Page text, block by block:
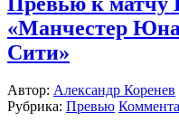
«Манчестер
Сити»
Автор: Александр Коренев
Рубрика: Превью